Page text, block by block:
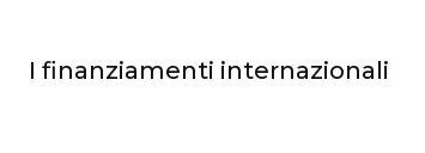
I finanziamenti internazionali